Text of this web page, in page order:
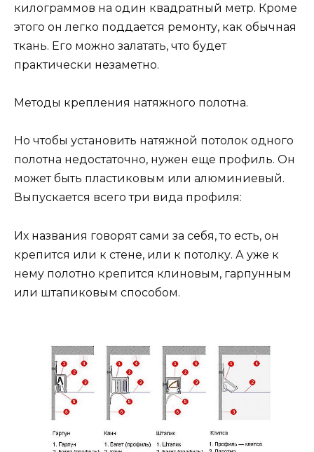
килограммов на один квадратный метр. Кроме
этого он легко поддается ремонту, как обычная
ткань. Его можно залатать, что будет
практически незаметно.
Методы крепления натяжного полотна.
Но чтобы установить натяжной потолок одного
полотна недостаточно, нужен еще профиль. Он
может быть пластиковым или алюминиевый.
Выпускается всего три вида профиля:
Их названия говорят сами за себя, то есть, он
крепится или к стене, или к потолку. А уже к
нему полотно крепится клиновым, гарпунным
или штапиковым способом.